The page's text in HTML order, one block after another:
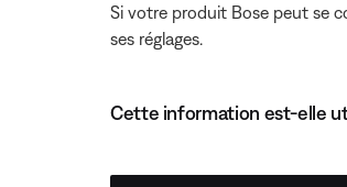
Si votre produit Bose peut se
ses réglages.
Cette information est-elle